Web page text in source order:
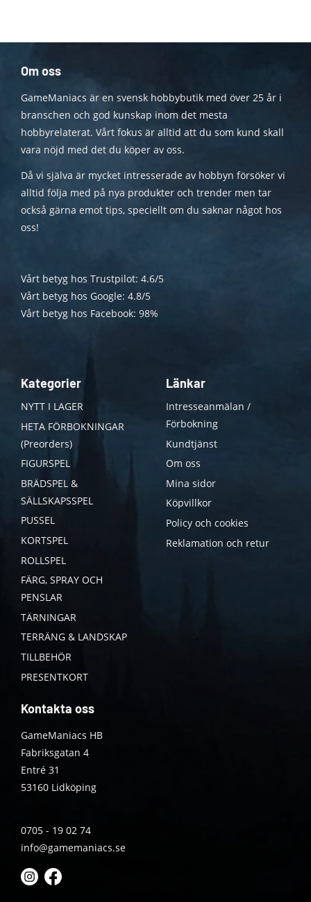
Om oss
GameManiacs är en svensk hobbybutik med över 25 år i
branschen och god kunskap inom det mesta
hobbyrelaterat. Vårt fokus är alltid att du som kund skall
vara nöjd med det du köper av oss.
Då vi själva är mycket intresserade av hobbyn försöker vi
alltid följa med på nya produkter och trender men tar
också gärna emot tips, speciellt om du saknar något hos
oss!
Vårt betyg hos Trustpilot: 4.6/5
Vårt betyg hos Google: 4.8/5
Vårt betyg hos Facebook: 98%
Kategorier
NYTT I LAGER
HETA FÖRBOKNINGAR
(Preorders)
FIGURSPEL
BRÄDSPEL &
SÄLLSKAPSSPEL
PUSSEL
KORTSPEL
ROLLSPEL
FÄRG, SPRAY OCH
PENSLAR
TÄRNINGAR
TERRÄNG & LANDSKAP
TILLBEHÖR
PRESENTKORT
Länkar
Intresseanmälan /
Förbokning
Kundtjänst
Om oss
Mina sidor
Köpvillkor
Policy och cookies
Reklamation och retur
Kontakta oss
GameManiacs HB
Fabriksgatan 4
Entré 31
53160 Lidköping
0705 - 19 02 74
info@gamemaniacs.se